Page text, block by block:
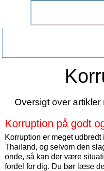
Oversigt over artikler
Korruption på godt
Korruption er meget udbredt i
Thailand, og selvom den
onde, så kan der være
fordel for dig. Du bør læse